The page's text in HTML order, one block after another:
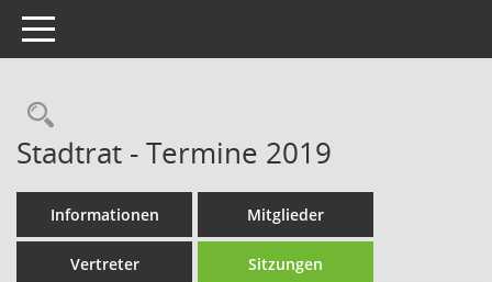
Toggle navigation
Rechercheauswahl
Stadtrat - Termine 2019
Informationen Mitglieder
Vertreter Sitzungen